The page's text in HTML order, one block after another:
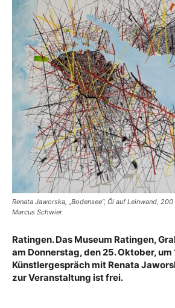
Renata Jaworska, „Bodensee“, Öl auf Leinwand,
Marcus Schwier
Ratingen. Das Museum Ratingen,
am Donnerstag, den 25. Oktober, um
Künstlergespräch mit Renata
zur Veranstaltung ist frei.